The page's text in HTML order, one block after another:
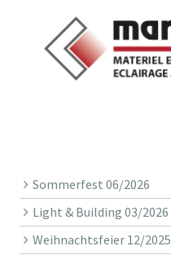
Sommerfest 06/2026
Light & Building 03/2026
Weihnachtsfeier 12/2025